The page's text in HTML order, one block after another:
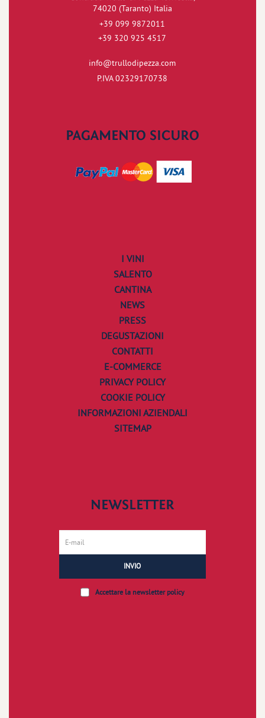
74020 (Taranto) Italia
+39 099 9872011
+39 320 925 4517
info@trullodipezza.com
P.IVA 02329170738
PAGAMENTO SICURO
I VINI
SALENTO
CANTINA
NEWS
PRESS
DEGUSTAZIONI
CONTATTI
E-COMMERCE
PRIVACY POLICY
COOKIE POLICY
INFORMAZIONI AZIENDALI
SITEMAP
NEWSLETTER
INVIO
Accettare la newsletter policy